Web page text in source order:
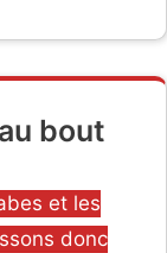
bout
et les
donc